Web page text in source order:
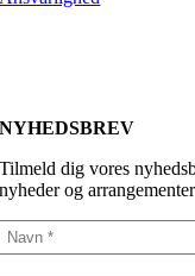
NYHEDSBREV
Tilmeld dig vores
nyheder og